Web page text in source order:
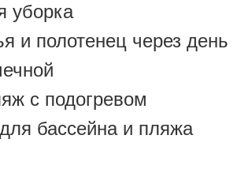
уборка
и полотенец через день
с подогревом
бассейна и пляжа